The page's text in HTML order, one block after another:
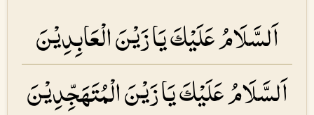
اَلسَّلَامُ عَلَیْكَ یَا زَیْنَ الْعَابِدِیْنَ
اَلسَّلَامُ عَلَیْكَ یَا زَیْنَ الْمُتَهَجِّدِیْنَ